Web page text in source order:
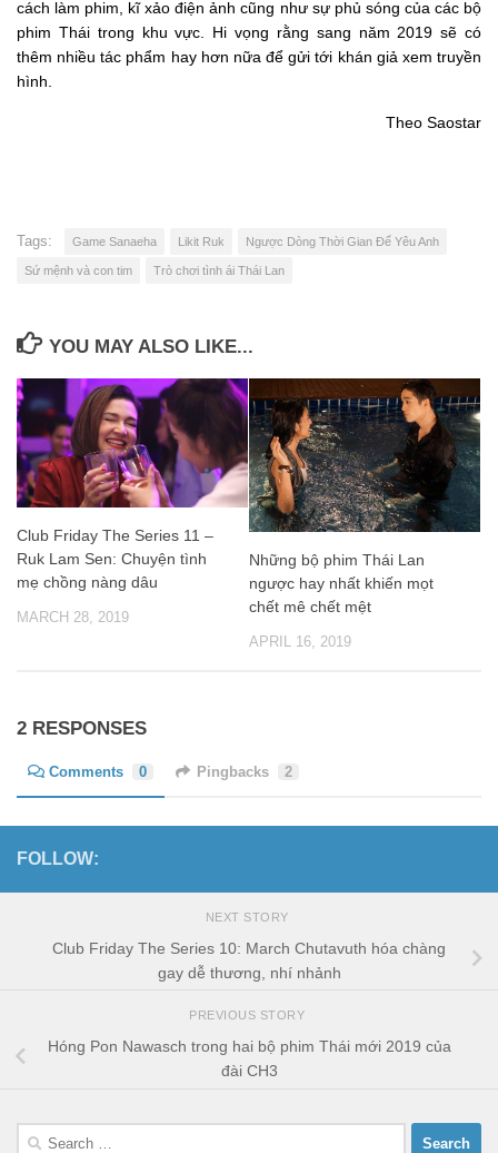
cách làm phim, kĩ xảo điện ảnh cũng như sự phủ sóng của các bộ
phim Thái trong khu vực. Hi vọng rằng sang năm 2019 sẽ có
thêm nhiều tác phẩm hay hơn nữa để gửi tới khán giả xem truyền
hình.
Theo Saostar
Tags: Game Sanaeha Likit Ruk Ngược Dòng Thời Gian Để Yêu Anh
Sứ mệnh và con tim Trò chơi tình ái Thái Lan
YOU MAY ALSO LIKE...
Club Friday The Series 11 –
Ruk Lam Sen: Chuyện tình
mẹ chồng nàng dâu
MARCH 28, 2019
Những bộ phim Thái Lan
ngược hay nhất khiến mọt
chết mê chết mệt
APRIL 16, 2019
2 RESPONSES
Comments 0 Pingbacks 2
FOLLOW:
NEXT STORY
Club Friday The Series 10: March Chutavuth hóa chàng
gay dễ thương, nhí nhảnh
PREVIOUS STORY
Hóng Pon Nawasch trong hai bộ phim Thái mới 2019 của
đài CH3
Search